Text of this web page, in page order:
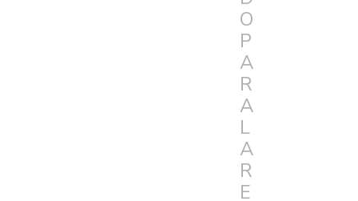
O
P
A
R
A
L
A
R
E